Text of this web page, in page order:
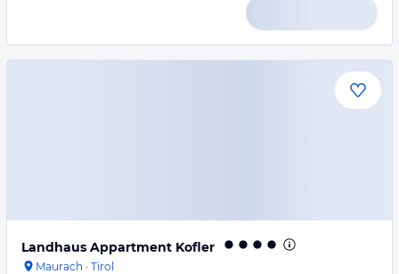
Landhaus Appartment Kofler
Maurach · Tirol